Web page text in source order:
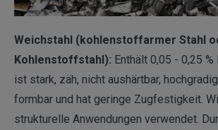
Weichstahl (kohlenstoffarmer Stahl
Kohlenstoffstahl): Enthält 0,05 - 0,25
ist stark, zäh, nicht aushärtbar,
formbar und hat geringe Zugfestigkeit.
strukturelle Anwendungen verwendet.